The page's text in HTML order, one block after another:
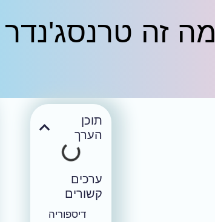
מה זה טרנסג'נדר
תוכן
הערך
ערכים
קשורים
דיספוריה